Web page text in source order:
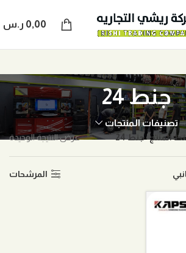
0,00 ر.س
جنط 24
تصنيفات المنتجات
المنتج جنط 24 عرض النتيجة الوحيدة
المرشحات